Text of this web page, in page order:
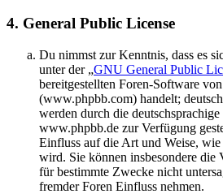
4. General Public License
Du nimmst zur Kenntnis, dass es
unter der „GNU General Public
bereitgestellten Foren-Software
(www.phpbb.com) handelt;
werden durch die
www.phpbb.de zur Verfügung
Einfluss auf die Art und Weise,
wird. Sie können insbesondere die
für bestimmte Zwecke nicht
fremder Foren Einfluss nehmen.